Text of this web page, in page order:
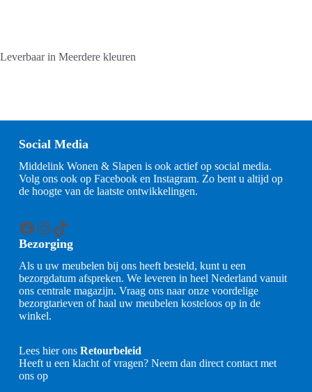
Leverbaar in Meerdere kleuren
Social Media
Middelink Wonen & Slapen is ook actief op social media.
Volg ons ook op Facebook en Instagram. Zo bent u altijd op
de hoogte van de laatste ontwikkelingen.
Facebook
Instagram
TikTok
Bezorging
Als u uw meubelen bij ons heeft besteld, kunt u een
bezorgdatum afspreken. We leveren in heel Nederland vanuit
ons centrale magazijn. Vraag ons naar onze voordelige
bezorgtarieven of haal uw meubelen kosteloos op in de
winkel.
Lees hier ons Retourbeleid
Heeft u een klacht of vragen? Neem dan direct contact met
ons op